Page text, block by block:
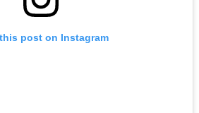
post on Instagram